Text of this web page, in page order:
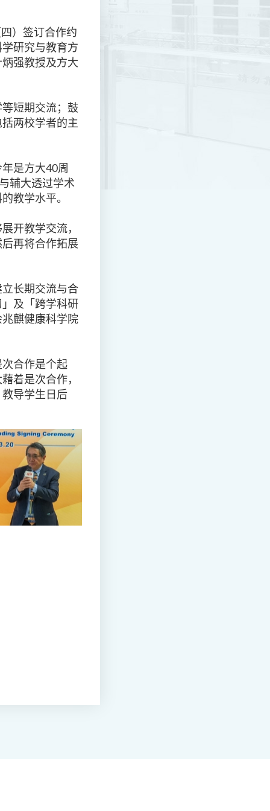
）签订合作约
研究与教育方
强教授及方大
短期交流；鼓
两校学者的主
是方大40周
辅大透过学术
教学水平。
开教学交流，
再将合作拓展
长期交流与合
及「跨学科研
麒健康科学院
合作是个起
着是次合作，
导学生日后